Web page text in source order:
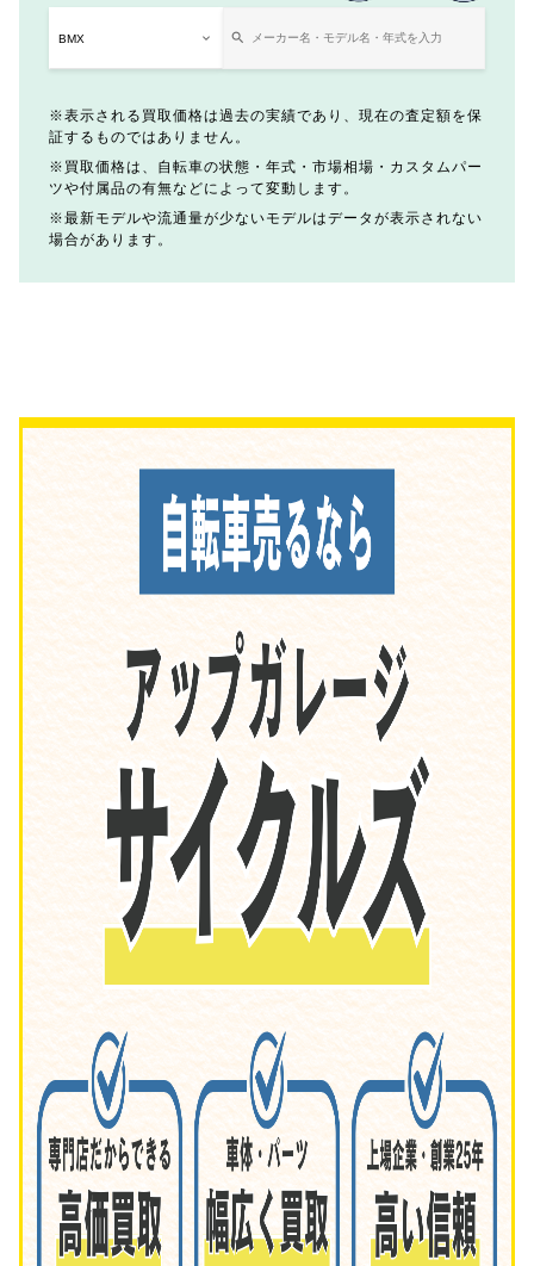
表示される買取価格は過去の実績であり、現在の査定額を保
証するものではありません。
買取価格は、自転車の状態・年式・市場相場・カスタムパー
ツや付属品の有無などによって変動します。
最新モデルや流通量が少ないモデルはデータが表示されない
場合があります。